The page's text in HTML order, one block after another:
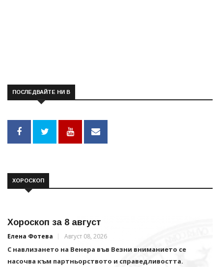
ПОСЛЕДВАЙТЕ НИ В
ХОРОСКОП
Хороскоп за 8 август
Елена Фотева Август 08, 2026
С навлизането на Венера във Везни вниманието се
насочва към партньорството и справедливостта.